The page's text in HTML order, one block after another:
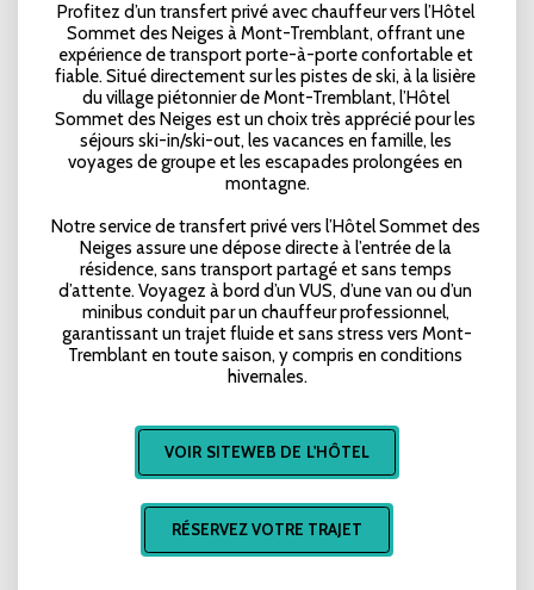
Profitez d’un transfert privé avec chauffeur vers l’Hôtel
Sommet des Neiges à Mont-Tremblant, offrant une
expérience de transport porte-à-porte confortable et
fiable. Situé directement sur les pistes de ski, à la lisière
du village piétonnier de Mont-Tremblant, l’Hôtel
Sommet des Neiges est un choix très apprécié pour les
séjours ski-in/ski-out, les vacances en famille, les
voyages de groupe et les escapades prolongées en
montagne.
Notre service de transfert privé vers l’Hôtel Sommet des
Neiges assure une dépose directe à l’entrée de la
résidence, sans transport partagé et sans temps
d’attente. Voyagez à bord d’un VUS, d’une van ou d’un
minibus conduit par un chauffeur professionnel,
garantissant un trajet fluide et sans stress vers Mont-
Tremblant en toute saison, y compris en conditions
hivernales.
VOIR SITEWEB DE L'HÔTEL
RÉSERVEZ VOTRE TRAJET